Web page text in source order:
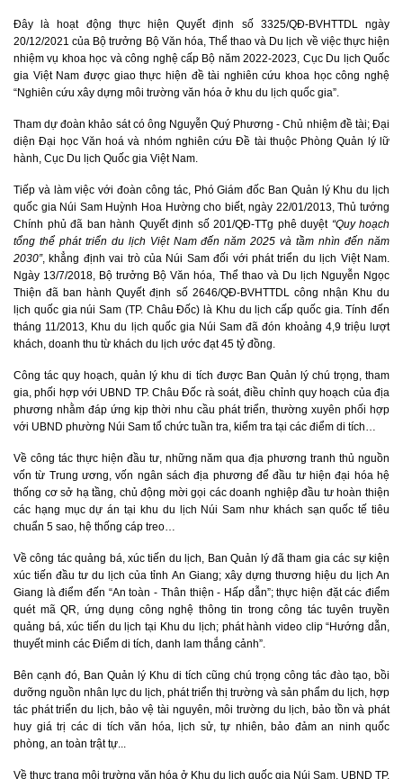
Đây là hoạt động thực hiện Quyết định số 3325/QĐ-BVHTTDL ngày
20/12/2021 của Bộ trưởng Bộ Văn hóa, Thể thao và Du lịch về việc thực hiện
nhiệm vụ khoa học và công nghệ cấp Bộ năm 2022-2023, Cục Du lịch Quốc
gia Việt Nam được giao thực hiện đề tài nghiên cứu khoa học công nghệ
“Nghiên cứu xây dựng môi trường văn hóa ở khu du lịch quốc gia”.
Tham dự đoàn khảo sát có ông Nguyễn Quý Phương - Chủ nhiệm đề tài; Đại
diện Đại học Văn hoá và nhóm nghiên cứu Đề tài thuộc Phòng Quản lý lữ
hành, Cục Du lịch Quốc gia Việt Nam.
Tiếp và làm việc với đoàn công tác, Phó Giám đốc Ban Quản lý Khu du lịch
quốc gia Núi Sam Huỳnh Hoa Hường cho biết, ngày 22/01/2013, Thủ tướng
Chính phủ đã ban hành Quyết định số 201/QĐ-TTg phê duyệt “Quy hoạch
tổng thể phát triển du lịch Việt Nam đến năm 2025 và tầm nhìn đến năm
2030”, khẳng định vai trò của Núi Sam đối với phát triển du lịch Việt Nam.
Ngày 13/7/2018, Bộ trưởng Bộ Văn hóa, Thể thao và Du lịch Nguyễn Ngọc
Thiện đã ban hành Quyết định số 2646/QĐ-BVHTTDL công nhận Khu du
lịch quốc gia núi Sam (TP. Châu Đốc) là Khu du lịch cấp quốc gia. Tính đến
tháng 11/2013, Khu du lịch quốc gia Núi Sam đã đón khoảng 4,9 triệu lượt
khách, doanh thu từ khách du lịch ước đạt 45 tỷ đồng.
Công tác quy hoạch, quản lý khu di tích được Ban Quản lý chú trọng, tham
gia, phối hợp với UBND TP. Châu Đốc rà soát, điều chỉnh quy hoạch của địa
phương nhằm đáp ứng kịp thời nhu cầu phát triển, thường xuyên phối hợp
với UBND phường Núi Sam tổ chức tuần tra, kiểm tra tại các điểm di tích…
Về công tác thực hiện đầu tư, những năm qua địa phương tranh thủ nguồn
vốn từ Trung ương, vốn ngân sách địa phương để đầu tư hiện đại hóa hệ
thống cơ sở hạ tầng, chủ động mời gọi các doanh nghiệp đầu tư hoàn thiện
các hạng mục dự án tại khu du lịch Núi Sam như khách sạn quốc tế tiêu
chuẩn 5 sao, hệ thống cáp treo…
Về công tác quảng bá, xúc tiến du lịch, Ban Quản lý đã tham gia các sự kiện
xúc tiến đầu tư du lịch của tỉnh An Giang; xây dựng thương hiệu du lịch An
Giang là điểm đến “An toàn - Thân thiện - Hấp dẫn”; thực hiện đặt các điểm
quét mã QR, ứng dụng công nghệ thông tin trong công tác tuyên truyền
quảng bá, xúc tiến du lịch tại Khu du lịch; phát hành video clip “Hướng dẫn,
thuyết minh các Điểm di tích, danh lam thắng cảnh”.
Bên cạnh đó, Ban Quản lý Khu di tích cũng chú trọng công tác đào tạo, bồi
dưỡng nguồn nhân lực du lịch, phát triển thị trường và sản phẩm du lịch, hợp
tác phát triển du lịch, bảo vệ tài nguyên, môi trường du lịch, bảo tồn và phát
huy giá trị các di tích văn hóa, lịch sử, tự nhiên, bảo đảm an ninh quốc
phòng, an toàn trật tự...
Về thực trạng môi trường văn hóa ở Khu du lịch quốc gia Núi Sam, UBND TP.